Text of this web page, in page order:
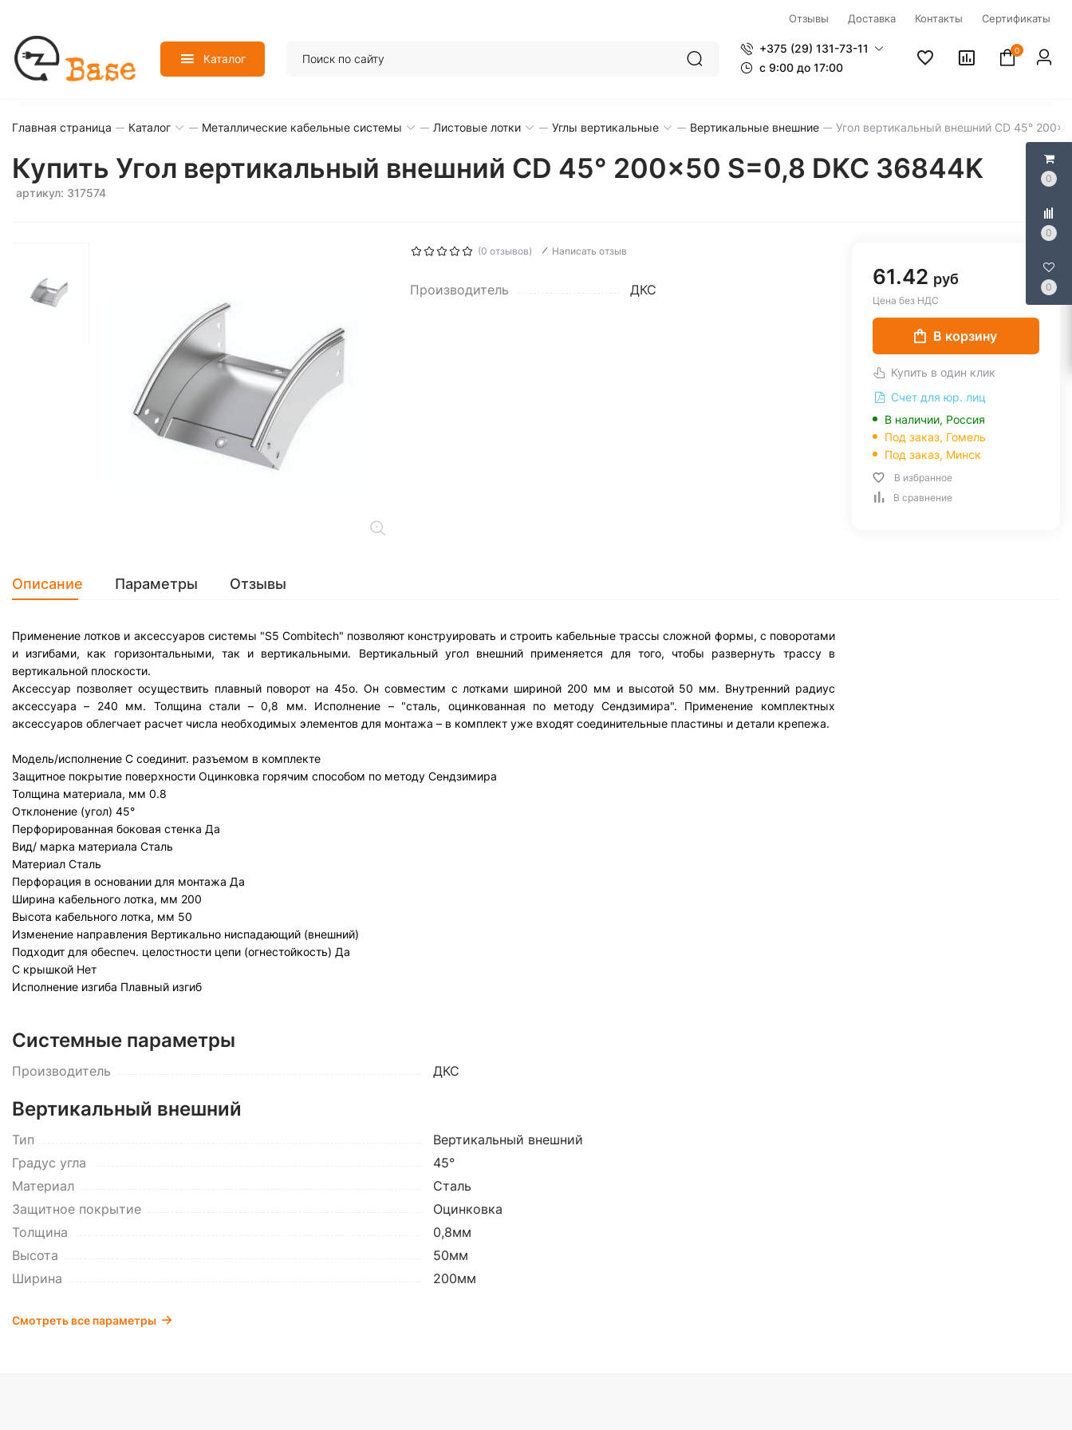
0
0
0
Отзывы Доставка Контакты Сертификаты
Каталог
+375 (29) 131-73-11
c 9:00 до 17:00
0
Главная страница Каталог Металлические кабельные системы Листовые лотки Углы вертикальные Вертикальные внешние Угол вертикальный внешний CD 45°
Купить Угол вертикальный внешний CD 45° 200x50 S=0,8 DKC 36844K
артикул: 317574
(0 отзывов) Написать отзыв
Производитель ДКС
61.42 руб
Цена без НДС
В корзину
Купить в один клик
Счет для юр. лиц
В наличии, Россия
Под заказ, Гомель
Под заказ, Минск
В избранное
В сравнение
Описание Параметры Отзывы
Применение лотков и аксессуаров системы "S5 Combitech" позволяют конструировать и строить кабельные трассы сложной формы, с поворотами
и изгибами, как горизонтальными, так и вертикальными. Вертикальный угол внешний применяется для того, чтобы развернуть трассу в
вертикальной плоскости.
Аксессуар позволяет осуществить плавный поворот на 45о. Он совместим с лотками шириной 200 мм и высотой 50 мм. Внутренний радиус
аксессуара – 240 мм. Толщина стали – 0,8 мм. Исполнение – "сталь, оцинкованная по методу Сендзимира". Применение комплектных
аксессуаров облегчает расчет числа необходимых элементов для монтажа – в комплект уже входят соединительные пластины и детали крепежа.
Модель/исполнение С соединит. разъемом в комплекте
Защитное покрытие поверхности Оцинковка горячим способом по методу Сендзимира
Толщина материала, мм 0.8
Отклонение (угол) 45°
Перфорированная боковая стенка Да
Вид/ марка материала Сталь
Материал Сталь
Перфорация в основании для монтажа Да
Ширина кабельного лотка, мм 200
Высота кабельного лотка, мм 50
Изменение направления Вертикально ниспадающий (внешний)
Подходит для обеспеч. целостности цепи (огнестойкость) Да
С крышкой Нет
Исполнение изгиба Плавный изгиб
Системные параметры
Производитель ДКС
Вертикальный внешний
Тип
Вертикальный внешний
Градус угла
45°
Материал
Сталь
Защитное покрытие
Оцинковка
Толщина
0,8мм
Высота
50мм
Ширина
200мм
Смотреть все параметры